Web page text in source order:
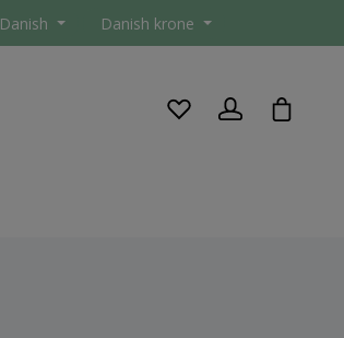
Danish Danish krone